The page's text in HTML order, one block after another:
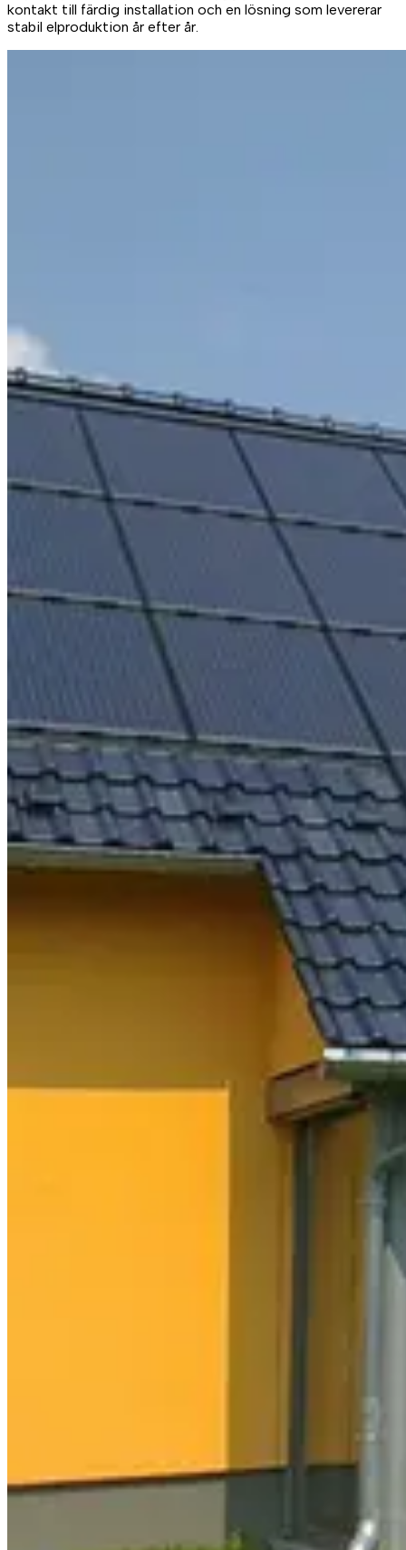
kontakt till färdig installation och en lösning som levererar
stabil elproduktion år efter år.